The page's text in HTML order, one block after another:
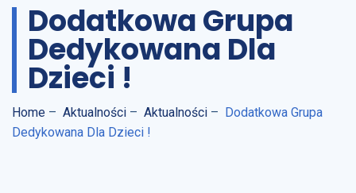
Dodatkowa Grupa
Dedykowana Dla
Dzieci !
Home – Aktualności – Aktualności – Dodatkowa Grupa
Dedykowana Dla Dzieci !